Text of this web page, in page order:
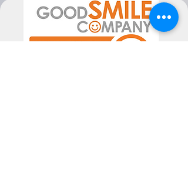
contactar se tiver alguma dúvida.
A data de chegada pode sofrer
alterações, dependentes do